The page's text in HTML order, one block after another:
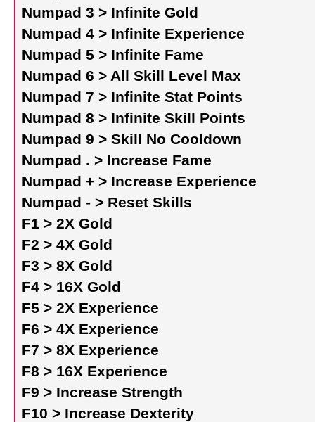
Numpad 3 > Infinite Gold
Numpad 4 > Infinite Experience
Numpad 5 > Infinite Fame
Numpad 6 > All Skill Level Max
Numpad 7 > Infinite Stat Points
Numpad 8 > Infinite Skill Points
Numpad 9 > Skill No Cooldown
Numpad . > Increase Fame
Numpad + > Increase Experience
Numpad - > Reset Skills
F1 > 2X Gold
F2 > 4X Gold
F3 > 8X Gold
F4 > 16X Gold
F5 > 2X Experience
F6 > 4X Experience
F7 > 8X Experience
F8 > 16X Experience
F9 > Increase Strength
F10 > Increase Dexterity